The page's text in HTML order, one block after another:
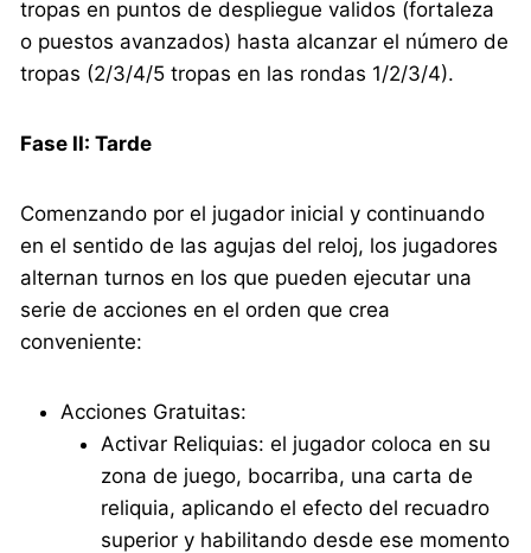
tropas en puntos de despliegue validos (fortaleza
o puestos avanzados) hasta alcanzar el número de
tropas (2/3/4/5 tropas en las rondas 1/2/3/4).
Fase II: Tarde
Comenzando por el jugador inicial y continuando
en el sentido de las agujas del reloj, los jugadores
alternan turnos en los que pueden ejecutar una
serie de acciones en el orden que crea
conveniente:
Acciones Gratuitas:
Activar Reliquias: el jugador coloca en su
zona de juego, bocarriba, una carta de
reliquia, aplicando el efecto del recuadro
superior y habilitando desde ese momento